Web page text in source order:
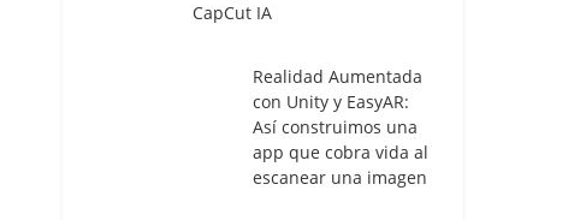
CapCut IA
Realidad Aumentada
con Unity y EasyAR:
Así construimos una
app que cobra vida al
escanear una imagen